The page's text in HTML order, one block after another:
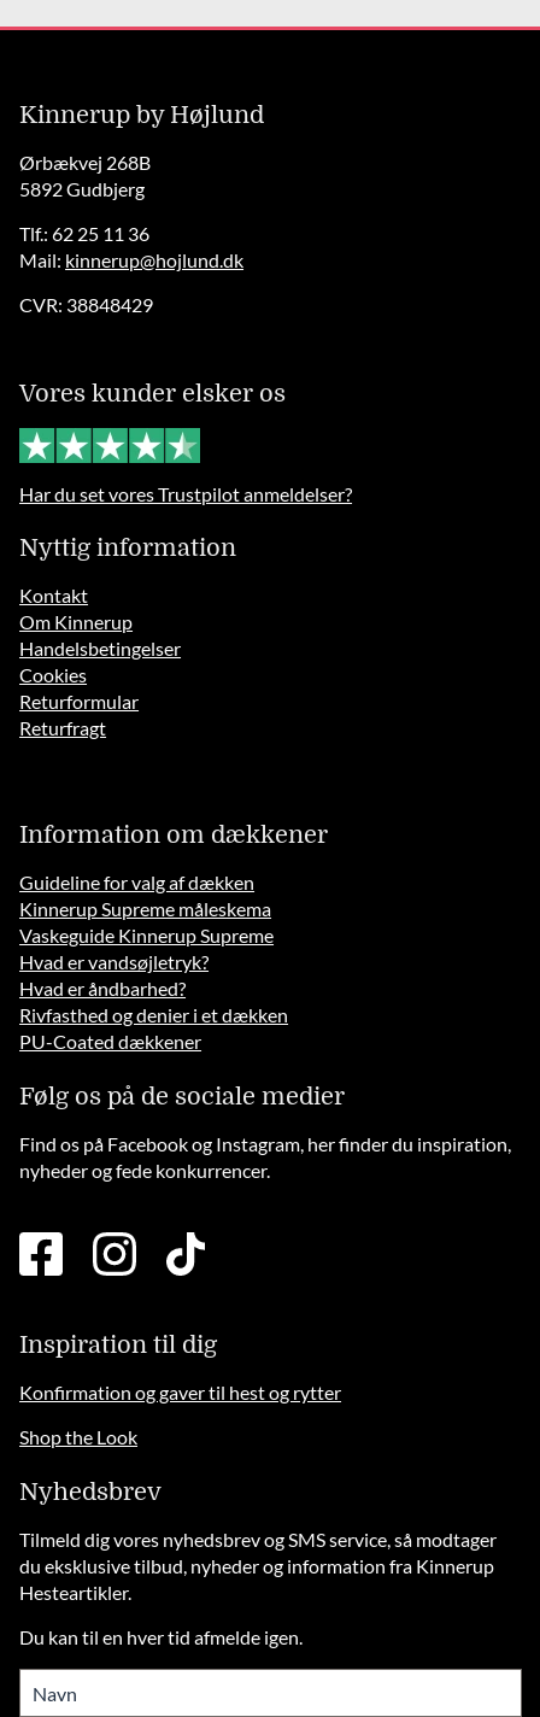
Kinnerup by Højlund
Ørbækvej 268B
5892 Gudbjerg
Tlf.: 62 25 11 36
Mail: kinnerup@hojlund.dk
CVR: 38848429
Vores kunder elsker os
Har du set vores Trustpilot anmeldelser?
Nyttig information
Kontakt
Om Kinnerup
Handelsbetingelser
Cookies
Returformular
Returfragt
Information om dækkener
Guideline for valg af dækken
Kinnerup Supreme måleskema
Vaskeguide Kinnerup Supreme
Hvad er vandsøjletryk?
Hvad er åndbarhed?
Rivfasthed og denier i et dækken
PU-Coated dækkener
Følg os på de sociale medier
Find os på Facebook og Instagram, her finder du inspiration,
nyheder og fede konkurrencer.
facebook
square
instagramtiktok
Inspiration til dig
Konfirmation og gaver til hest og rytter
Shop the Look
Nyhedsbrev
Tilmeld dig vores nyhedsbrev og SMS service, så modtager
du eksklusive tilbud, nyheder og information fra Kinnerup
Hesteartikler.
Du kan til en hver tid afmelde igen.